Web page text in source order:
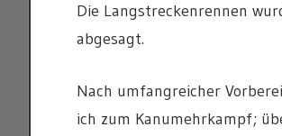
Die Langstreckenrennen
abgesagt.
Nach umfangreicher
ich zum Kanumehrkampf;